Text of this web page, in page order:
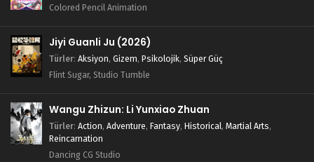
Colored Pencil Animation
Jiyi Guanli Ju (2026)
Türler: Aksiyon, Gizem, Psikolojik, Süper Güç
Flint Sugar, Studio Tumble
Wangu Zhizun: Li Yunxiao Zhuan
Türler: Action, Adventure, Fantasy, Historical, Martial Arts,
Reincarnation
Dancing CG Studio